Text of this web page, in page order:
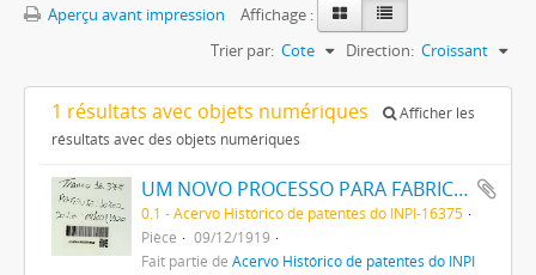
Aperçu avant impression
Affichage :
Trier par: Cote Direction: Croissant
1 résultats avec objets numériques
Afficher les
résultats avec des objets numériques
UM NOVO PROCESSO PARA FABRICAÇÃO DE MATERIAS CORANTES PRETAS CONTENDO ENXOFRE PARA TINGIR ALGODÃO
0.1 - Acervo Histórico de patentes do INPI-16375
Pièce
09/12/1919
Fait partie de Acervo Histórico de patentes do INPI